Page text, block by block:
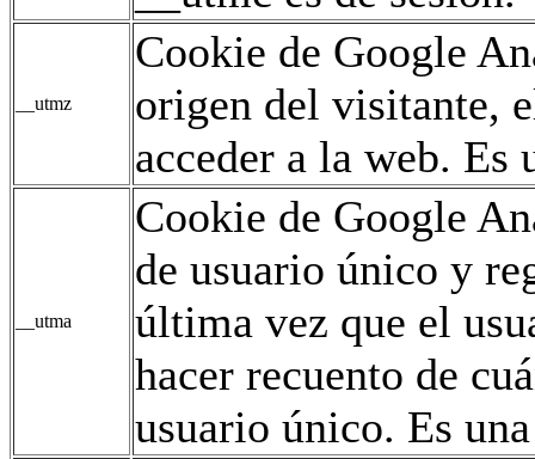
__utmz
Cookie de Google
origen del visitante,
acceder a la web. Es
__utma
Cookie de Google
de usuario único y
última vez que el
hacer recuento de
usuario único. Es